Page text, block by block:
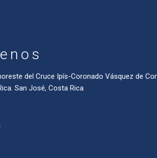
del Cruce Ipís-Coronado Vásquez de
San José, Costa Rica